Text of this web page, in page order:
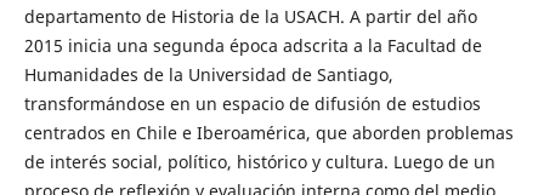
departamento de Historia de la USACH. A partir del año
2015 inicia una segunda época adscrita a la Facultad de
Humanidades de la Universidad de Santiago,
transformándose en un espacio de difusión de estudios
centrados en Chile e Iberoamérica, que aborden problemas
de interés social, político, histórico y cultura. Luego de un
proceso de reflexión y evaluación interna como del medio